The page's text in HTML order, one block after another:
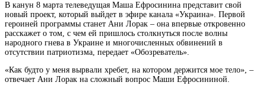
В канун 8 марта телеведущая Маша Ефросинина представит свой
новый проект, который выйдет в эфире канала «Украина». Первой
героиней программы станет Ани Лорак – она впервые откровенно
расскажет о том, с чем ей пришлось столкнуться после волны
народного гнева в Украине и многочисленных обвинений в
отсутствии патриотизма, передает «Обозреватель».
«Как будто у меня вырвали хребет, на котором держится мое тело», –
отвечает Ани Лорак на сложный вопрос Маши Ефросининой.